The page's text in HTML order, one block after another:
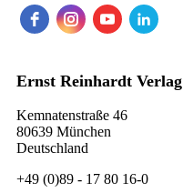
Ernst Reinhardt Verlag
Kemnatenstraße 46
80639 München
Deutschland
+49 (0)89 - 17 80 16-0